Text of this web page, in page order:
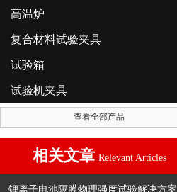
高温炉
复合材料试验夹具
试验箱
试验机夹具
查看全部产品
相关文章 Relevant Articles
锂离子电池隔膜物理强度试验解决方案